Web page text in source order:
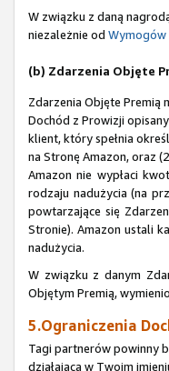
W związku z daną
niezależnie od Wymogów
(b) Zdarzenia Objęte
Zdarzenia Objęte Premią
Dochód z Prowizji
klient, który spełnia
na Stronę Amazon, oraz
Amazon nie wypłaci
rodzaju nadużycia (na
powtarzające się
Stronie). Amazon ustali
nadużycia.
W związku z danym
Objętym Premią,
5.Ograniczenia
Tagi partnerów powinny
działająca w Twoim